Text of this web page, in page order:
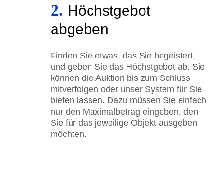
2. Höchstgebot
abgeben
Finden Sie etwas, das Sie begeistert,
und geben Sie das Höchstgebot ab. Sie
können die Auktion bis zum Schluss
mitverfolgen oder unser System für Sie
bieten lassen. Dazu müssen Sie einfach
nur den Maximalbetrag eingeben, den
Sie für das jeweilige Objekt ausgeben
möchten.